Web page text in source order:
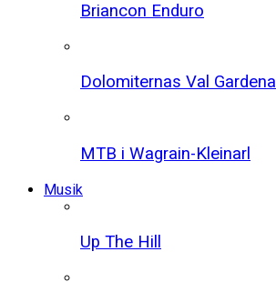
Briancon Enduro
Dolomiternas Val Gardena
MTB i Wagrain-Kleinarl
Musik
Up The Hill